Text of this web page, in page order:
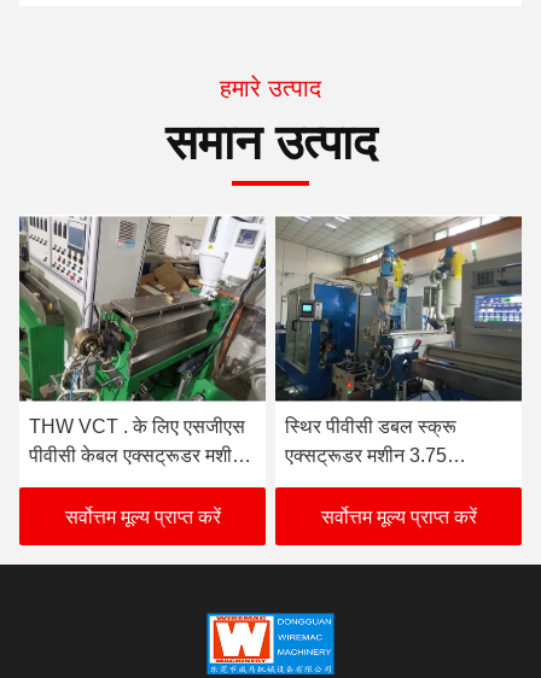
हमारे उत्पाद
समान उत्पाद
THW VCT . के लिए एसजीएस
पीवीसी केबल एक्सट्रूडर मशीन
स्टोरेज लंबाई 180 मीटर
सर्वोत्तम मूल्य प्राप्त करें
स्थिर पीवीसी डबल स्क्रू
एक्सट्रूडर मशीन 3.75
किलोवाट बिजली ले लो
सर्वोत्तम मूल्य प्राप्त करें